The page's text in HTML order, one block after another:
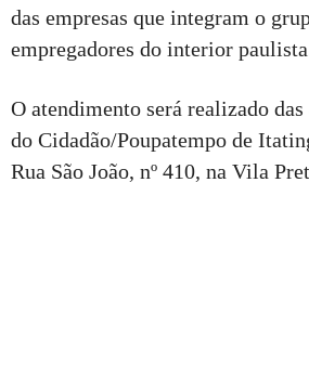
das empresas que integram o
empregadores do interior
O atendimento será realizado das
do Cidadão/Poupatempo de
Rua São João, nº 410, na Vila